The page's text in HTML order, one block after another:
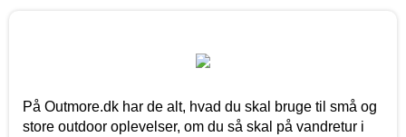
På Outmore.dk har de alt, hvad du skal bruge til små og
store outdoor oplevelser, om du så skal på vandretur i